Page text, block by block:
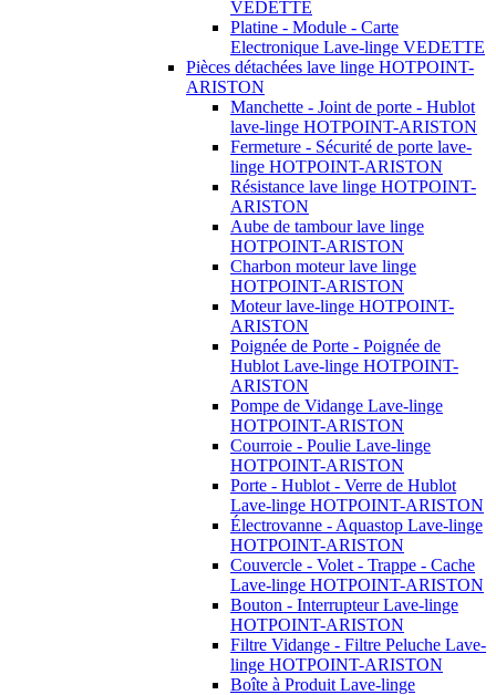
VEDETTE
Platine - Module - Carte
Electronique Lave-linge VEDETTE
Pièces détachées lave linge HOTPOINT-
ARISTON
Manchette - Joint de porte - Hublot
lave-linge HOTPOINT-ARISTON
Fermeture - Sécurité de porte lave-
linge HOTPOINT-ARISTON
Résistance lave linge HOTPOINT-
ARISTON
Aube de tambour lave linge
HOTPOINT-ARISTON
Charbon moteur lave linge
HOTPOINT-ARISTON
Moteur lave-linge HOTPOINT-
ARISTON
Poignée de Porte - Poignée de
Hublot Lave-linge HOTPOINT-
ARISTON
Pompe de Vidange Lave-linge
HOTPOINT-ARISTON
Courroie - Poulie Lave-linge
HOTPOINT-ARISTON
Porte - Hublot - Verre de Hublot
Lave-linge HOTPOINT-ARISTON
Électrovanne - Aquastop Lave-linge
HOTPOINT-ARISTON
Couvercle - Volet - Trappe - Cache
Lave-linge HOTPOINT-ARISTON
Bouton - Interrupteur Lave-linge
HOTPOINT-ARISTON
Filtre Vidange - Filtre Peluche Lave-
linge HOTPOINT-ARISTON
Boîte à Produit Lave-linge